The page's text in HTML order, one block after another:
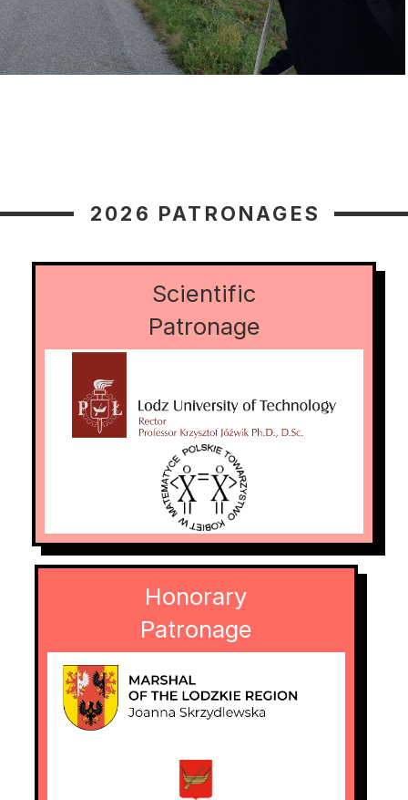
Hubert Małkowski
Moim głównym obszarem zainteresowań jest teoria
i implementacja kompilatorów. W wolnym czasie
eksperymentuje z programowaniem funkcyjnym
i metodami formalnymi.
2026 PATRONAGES
Scientific
Patronage
Honorary
Patronage